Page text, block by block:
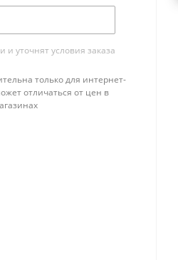
уточнят условия заказа
только для интернет-
отличаться от цен в